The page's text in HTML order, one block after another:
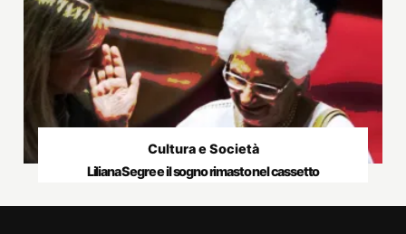
Cultura e Società
Liliana Segre e il sogno rimasto nel cassetto